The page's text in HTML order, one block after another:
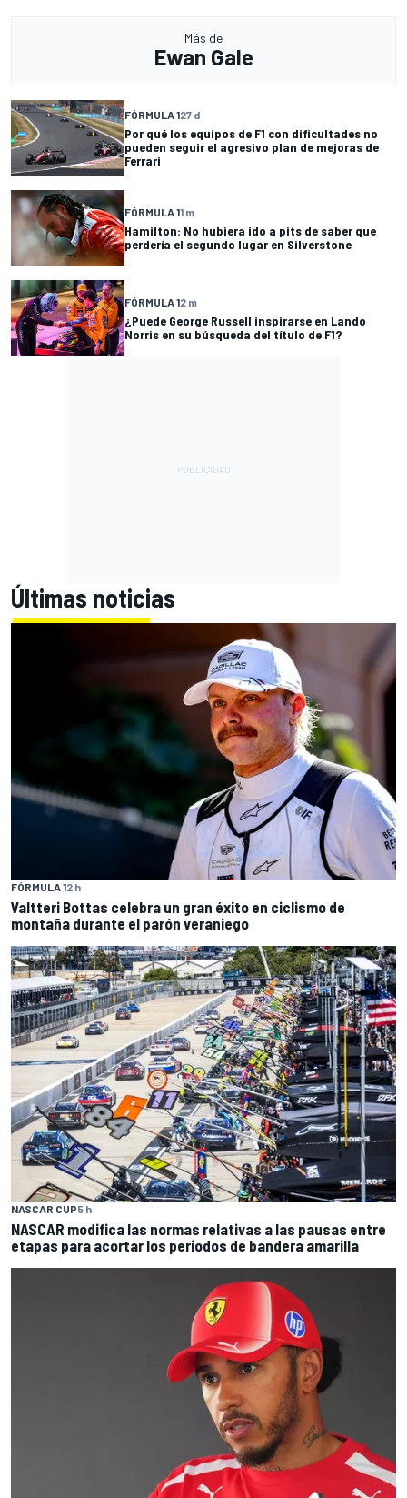
Más de
Ewan Gale
FÓRMULA 127 d
Por qué los equipos de F1 con dificultades no
pueden seguir el agresivo plan de mejoras de
Ferrari
FÓRMULA 11 m
Hamilton: No hubiera ido a pits de saber que
perdería el segundo lugar en Silverstone
FÓRMULA 12 m
¿Puede George Russell inspirarse en Lando
Norris en su búsqueda del título de F1?
Últimas noticias
FÓRMULA 12 h
Valtteri Bottas celebra un gran éxito en ciclismo de
montaña durante el parón veraniego
NASCAR CUP5 h
NASCAR modifica las normas relativas a las pausas entre
etapas para acortar los periodos de bandera amarilla